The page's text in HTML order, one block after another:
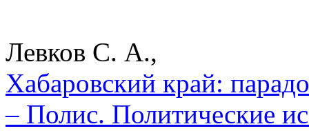
Левков С. А.,
Хабаровский край:
– Полис. Политические